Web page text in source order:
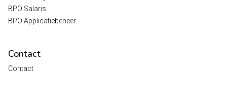
BPO Salaris
BPO Applicatiebeheer
Contact
Contact